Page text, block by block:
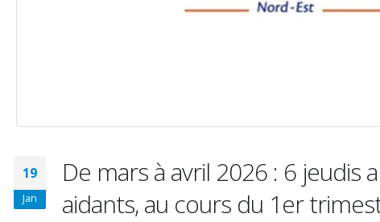
19
Jan
De mars à avril 2026 : 6 jeudis
aidants, au cours du 1er